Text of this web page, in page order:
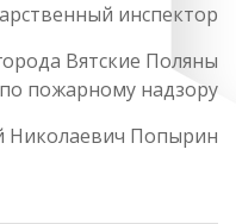
инспектор
Вятские Поляны
по пожарному надзору
Николаевич Попырин